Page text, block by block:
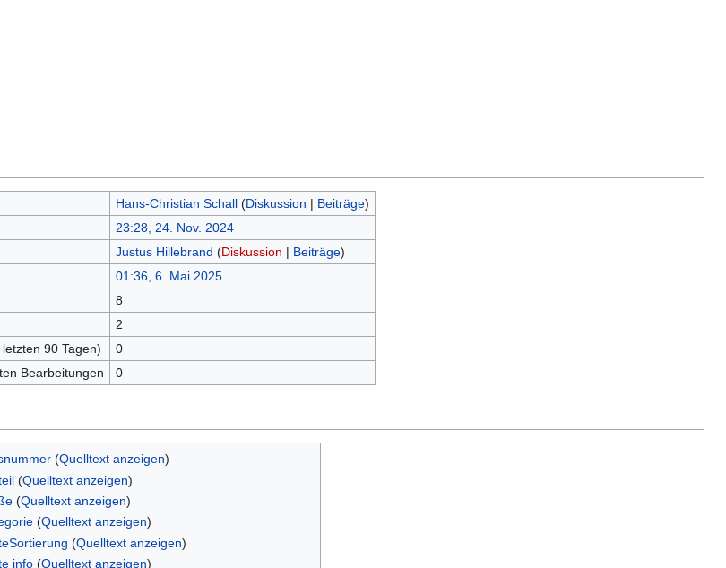
Hans-Christian Schall (Diskussion | Beiträge)
23:28, 24. Nov. 2024
Justus Hillebrand (Diskussion | Beiträge)
01:36, 6. Mai 2025
8
2
90 Tagen)
0
Bearbeitungen
0
(Quelltext anzeigen)
(Quelltext anzeigen)
(Quelltext anzeigen)
(Quelltext anzeigen)
(Quelltext anzeigen)
info(Quelltext anzeigen)